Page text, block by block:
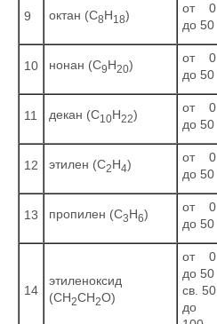
9 октан (C8H18)
от 0
до 50
10 нонан (С9Н20)
от 0
до 50
11 декан (С10Н22)
от 0
до 50
12 этилен (С2Н4)
от 0
до 50
13 пропилен (С3Н6)
от 0
до 50
14
этиленоксид
(СН2СН2О)
от 0
до 50
св. 50
до